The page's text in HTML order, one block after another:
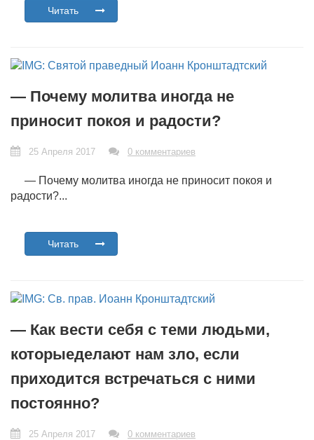
Читать
— Почему молитва иногда не
приносит покоя и радости?
25 Апреля 2017 0 комментариев
— Почему молитва иногда не приносит покоя и
радости?...
Читать
— Как вести себя с теми людьми,
которыеделают нам зло, если
приходится встречаться с ними
постоянно?
25 Апреля 2017 0 комментариев